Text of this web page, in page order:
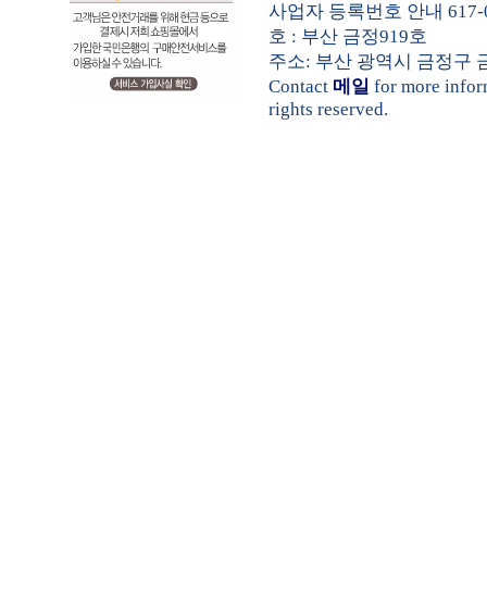
사업자 등록번호 안내
호 : 부산 금정919호
주소: 부산 광역시 금정구
Contact 메일 for more
rights reserved.